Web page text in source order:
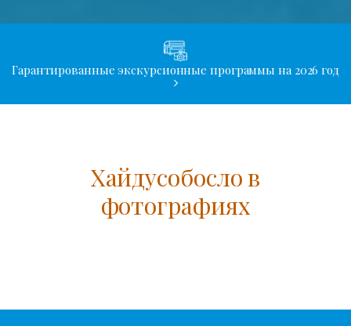
Гарантированные экскурсионные программы на 2026 год
Хайдусобосло в
фотографиях